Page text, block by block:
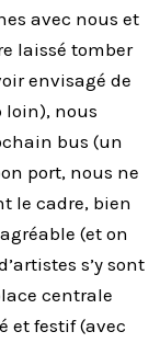
avec nous et
laissé tomber
envisagé de
loin), nous
bus (un
port, nous ne
le cadre, bien
(et on
s’y sont
centrale
et festif (avec